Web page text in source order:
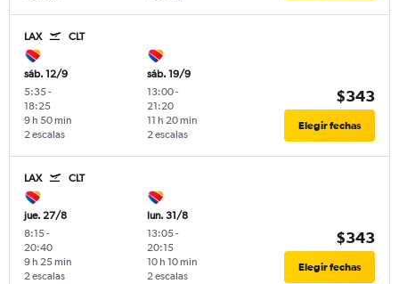
LAX CLT
sáb. 12/9
5:35-
18:25
2 escalas
9 h 50 min
sáb. 19/9
13:00-
21:20
2 escalas
11 h 20 min
$343
Elegir fechas
LAX CLT
jue. 27/8
8:15-
20:40
2 escalas
9 h 25 min
lun. 31/8
13:05-
20:15
2 escalas
10 h 10 min
$343
Elegir fechas